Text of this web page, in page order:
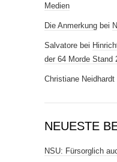
Medien
Die Anmerkung bei
Salvatore bei
der 64 Morde Stand
Christiane Neidhardt
NEUESTE
NSU: Fürsorglich